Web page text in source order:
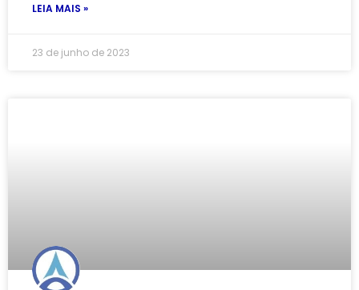
LEIA MAIS »
23 de junho de 2023